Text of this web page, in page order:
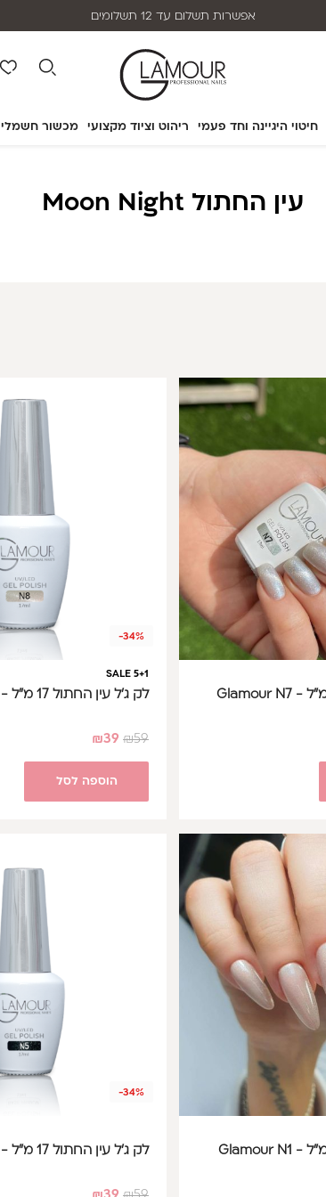
חיטוי היגיינה וחד פעמי ריהוט וציוד מקצועי מכשור חשמלי
המוצרים נותנים מענה לאלרגיות
עין החתול Moon Night
-34%
SALE 5+1
לק ג'ל עין החתול 17 מ"ל - Glamour N8
₪59
₪39
הוספה לסל
-34%
לק ג'ל עין החתול 17 מ"ל - Glamour N5